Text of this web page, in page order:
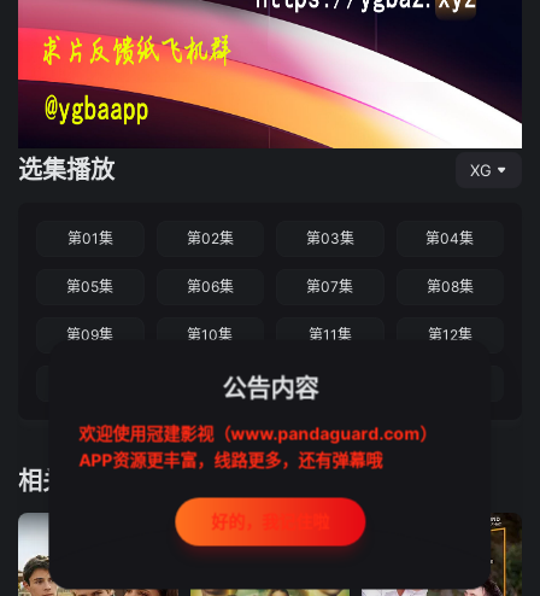
选集播放 XG
第01集 第02集 第03集 第04集
第05集 第06集 第07集 第08集
第09集 第10集 第11集 第12集
第14集 第15集
相关推荐
公告内容
欢迎使用冠建影视（www.pandaguard.com）
APP资源更丰富，线路更多，还有弹幕哦
好的，我记住啦